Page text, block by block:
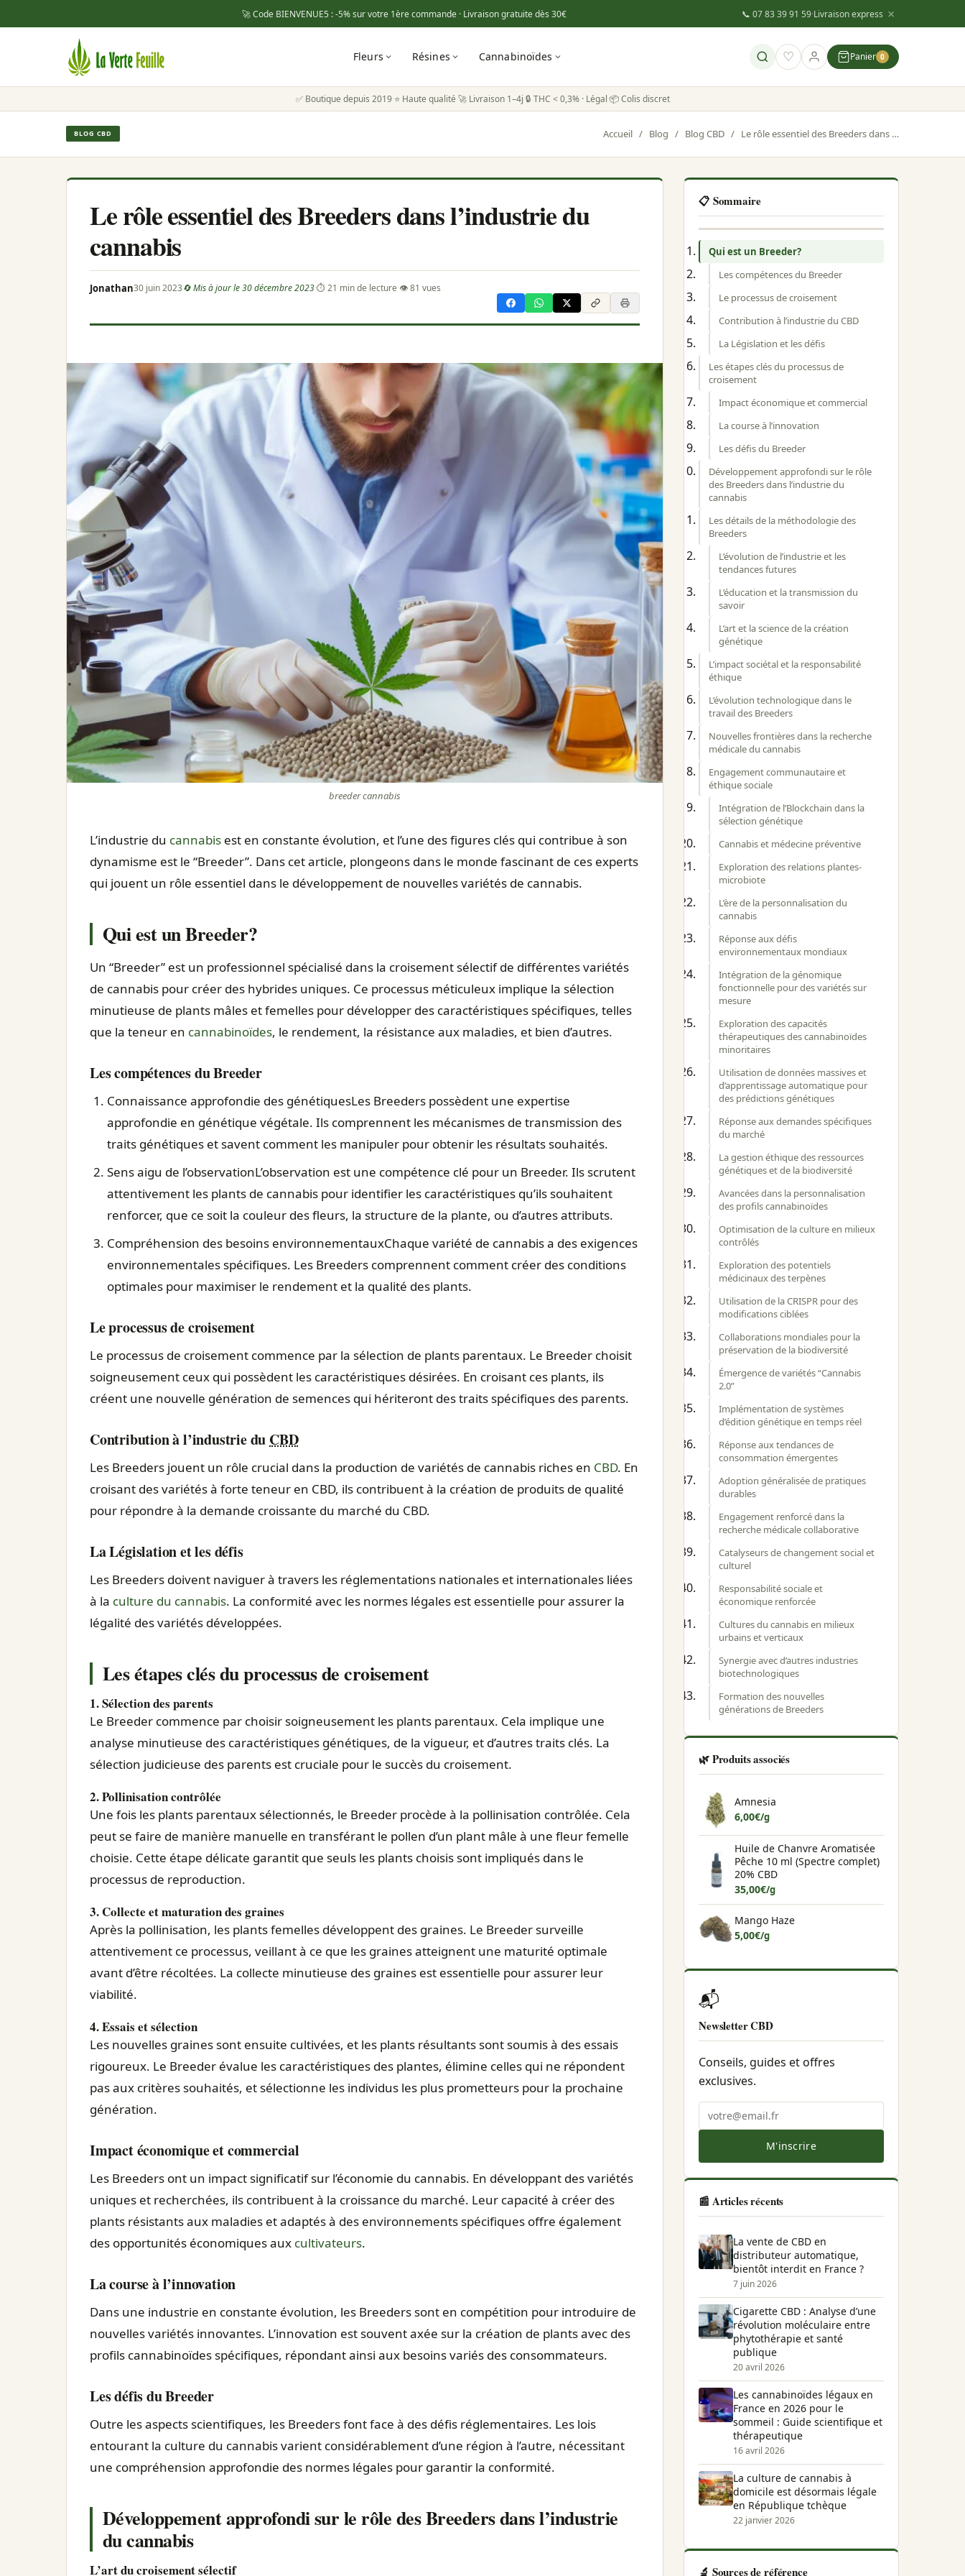
🚀 Code BIENVENUE5: -5% sur votre 1ère commande · Livraison gratuite dès 30€ 📞 07 83 39 91 59·Livraison express ×
Fleurs Résines Cannabinoïdes ♡ Panier 0
✅ Boutique depuis 2019·⭐ Haute qualité·🚀 Livraison 1–4j·🔒 THC < 0,3% · Légal·📦 Colis discret
BLOG CBD Accueil / Blog / Blog CBD / Le rôle essentiel des Breeders dans l’industrie du cannabis
Le rôle essentiel des Breeders dans l’industrie du
cannabis
Jonathan30 juin 2023🔄 Mis à jour le 30 décembre 2023·⏱ 21 min de lecture·👁 81 vues
breeder cannabis
L’industrie du cannabis est en constante évolution, et l’une des figures clés qui contribue à son
dynamisme est le “Breeder”. Dans cet article, plongeons dans le monde fascinant de ces experts
qui jouent un rôle essentiel dans le développement de nouvelles variétés de cannabis.
Qui est un Breeder?
Un “Breeder” est un professionnel spécialisé dans la croisement sélectif de différentes variétés
de cannabis pour créer des hybrides uniques. Ce processus méticuleux implique la sélection
minutieuse de plants mâles et femelles pour développer des caractéristiques spécifiques, telles
que la teneur en cannabinoïdes, le rendement, la résistance aux maladies, et bien d’autres.
Les compétences du Breeder
Connaissance approfondie des génétiquesLes Breeders possèdent une expertise
approfondie en génétique végétale. Ils comprennent les mécanismes de transmission des
traits génétiques et savent comment les manipuler pour obtenir les résultats souhaités.
Sens aigu de l’observationL’observation est une compétence clé pour un Breeder. Ils scrutent
attentivement les plants de cannabis pour identifier les caractéristiques qu’ils souhaitent
renforcer, que ce soit la couleur des fleurs, la structure de la plante, ou d’autres attributs.
Compréhension des besoins environnementauxChaque variété de cannabis a des exigences
environnementales spécifiques. Les Breeders comprennent comment créer des conditions
optimales pour maximiser le rendement et la qualité des plants.
Le processus de croisement
Le processus de croisement commence par la sélection de plants parentaux. Le Breeder choisit
soigneusement ceux qui possèdent les caractéristiques désirées. En croisant ces plants, ils
créent une nouvelle génération de semences qui hériteront des traits spécifiques des parents.
Contribution à l’industrie du CBD
Les Breeders jouent un rôle crucial dans la production de variétés de cannabis riches en CBD. En
croisant des variétés à forte teneur en CBD, ils contribuent à la création de produits de qualité
pour répondre à la demande croissante du marché du CBD.
La Législation et les défis
Les Breeders doivent naviguer à travers les réglementations nationales et internationales liées
à la culture du cannabis. La conformité avec les normes légales est essentielle pour assurer la
légalité des variétés développées.
Les étapes clés du processus de croisement
1. Sélection des parents
Le Breeder commence par choisir soigneusement les plants parentaux. Cela implique une
analyse minutieuse des caractéristiques génétiques, de la vigueur, et d’autres traits clés. La
sélection judicieuse des parents est cruciale pour le succès du croisement.
2. Pollinisation contrôlée
Une fois les plants parentaux sélectionnés, le Breeder procède à la pollinisation contrôlée. Cela
peut se faire de manière manuelle en transférant le pollen d’un plant mâle à une fleur femelle
choisie. Cette étape délicate garantit que seuls les plants choisis sont impliqués dans le
processus de reproduction.
3. Collecte et maturation des graines
Après la pollinisation, les plants femelles développent des graines. Le Breeder surveille
attentivement ce processus, veillant à ce que les graines atteignent une maturité optimale
avant d’être récoltées. La collecte minutieuse des graines est essentielle pour assurer leur
viabilité.
4. Essais et sélection
Les nouvelles graines sont ensuite cultivées, et les plants résultants sont soumis à des essais
rigoureux. Le Breeder évalue les caractéristiques des plantes, élimine celles qui ne répondent
pas aux critères souhaités, et sélectionne les individus les plus prometteurs pour la prochaine
génération.
Impact économique et commercial
Les Breeders ont un impact significatif sur l’économie du cannabis. En développant des variétés
uniques et recherchées, ils contribuent à la croissance du marché. Leur capacité à créer des
plants résistants aux maladies et adaptés à des environnements spécifiques offre également
des opportunités économiques aux cultivateurs.
La course à l’innovation
Dans une industrie en constante évolution, les Breeders sont en compétition pour introduire de
nouvelles variétés innovantes. L’innovation est souvent axée sur la création de plants avec des
profils cannabinoïdes spécifiques, répondant ainsi aux besoins variés des consommateurs.
Les défis du Breeder
Outre les aspects scientifiques, les Breeders font face à des défis réglementaires. Les lois
entourant la culture du cannabis varient considérablement d’une région à l’autre, nécessitant
une compréhension approfondie des normes légales pour garantir la conformité.
Développement approfondi sur le rôle des Breeders dans l’industrie
du cannabis
L’art du croisement sélectif
📋 Sommaire
Qui est un Breeder?
Les compétences du Breeder
Le processus de croisement
Contribution à l’industrie du CBD
La Législation et les défis
Les étapes clés du processus de
croisement
Impact économique et commercial
La course à l’innovation
Les défis du Breeder
Développement approfondi sur le rôle
des Breeders dans l’industrie du
cannabis
Les détails de la méthodologie des
Breeders
L’évolution de l’industrie et les
tendances futures
L’éducation et la transmission du
savoir
L’art et la science de la création
génétique
L’impact sociétal et la responsabilité
éthique
L’évolution technologique dans le
travail des Breeders
Nouvelles frontières dans la recherche
médicale du cannabis
Engagement communautaire et
éthique sociale
Intégration de l’Blockchain dans la
sélection génétique
Cannabis et médecine préventive
Exploration des relations plantes-
microbiote
L’ère de la personnalisation du
cannabis
Réponse aux défis
environnementaux mondiaux
Intégration de la génomique
fonctionnelle pour des variétés sur
mesure
Exploration des capacités
thérapeutiques des cannabinoïdes
minoritaires
Utilisation de données massives et
d’apprentissage automatique pour
des prédictions génétiques
Réponse aux demandes spécifiques
du marché
La gestion éthique des ressources
génétiques et de la biodiversité
Avancées dans la personnalisation
des profils cannabinoïdes
Optimisation de la culture en milieux
contrôlés
Exploration des potentiels
médicinaux des terpènes
Utilisation de la CRISPR pour des
modifications ciblées
Collaborations mondiales pour la
préservation de la biodiversité
Émergence de variétés “Cannabis
2.0”
Implémentation de systèmes
d’édition génétique en temps réel
Réponse aux tendances de
consommation émergentes
Adoption généralisée de pratiques
durables
Engagement renforcé dans la
recherche médicale collaborative
Catalyseurs de changement social et
culturel
Responsabilité sociale et
économique renforcée
Cultures du cannabis en milieux
urbains et verticaux
Synergie avec d’autres industries
biotechnologiques
Formation des nouvelles
générations de Breeders
🌿 Produits associés
Amnesia
6,00€/g
Huile de Chanvre Aromatisée
Pêche 10 ml (Spectre complet)
20% CBD
35,00€/g
Mango Haze
5,00€/g
📬
Newsletter CBD
Conseils, guides et offres
exclusives.
M'inscrire
📰 Articles récents
La vente de CBD en
distributeur automatique,
bientôt interdit en France ?
7 juin 2026
Cigarette CBD : Analyse d’une
révolution moléculaire entre
phytothérapie et santé
publique
20 avril 2026
Les cannabinoïdes légaux en
France en 2026 pour le
sommeil : Guide scientifique et
thérapeutique
16 avril 2026
La culture de cannabis à
domicile est désormais légale
en République tchèque
22 janvier 2026
🔬 Sources de référence